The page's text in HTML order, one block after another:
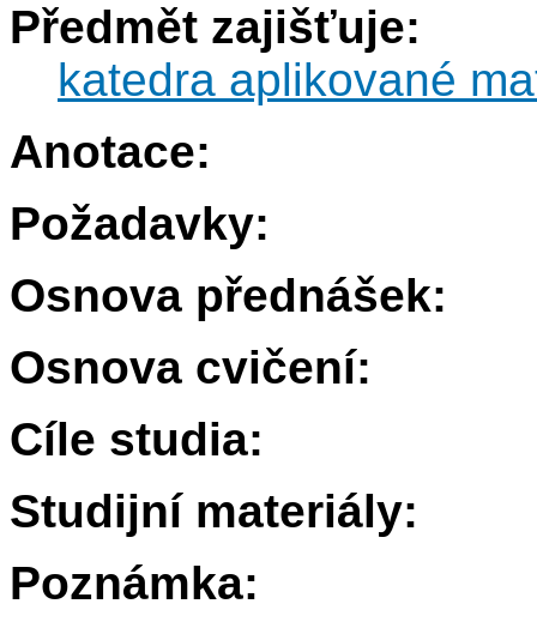
Předmět zajišťuje:
katedra aplikované
Anotace:
Požadavky:
Osnova přednášek:
Osnova cvičení:
Cíle studia:
Studijní materiály:
Poznámka: